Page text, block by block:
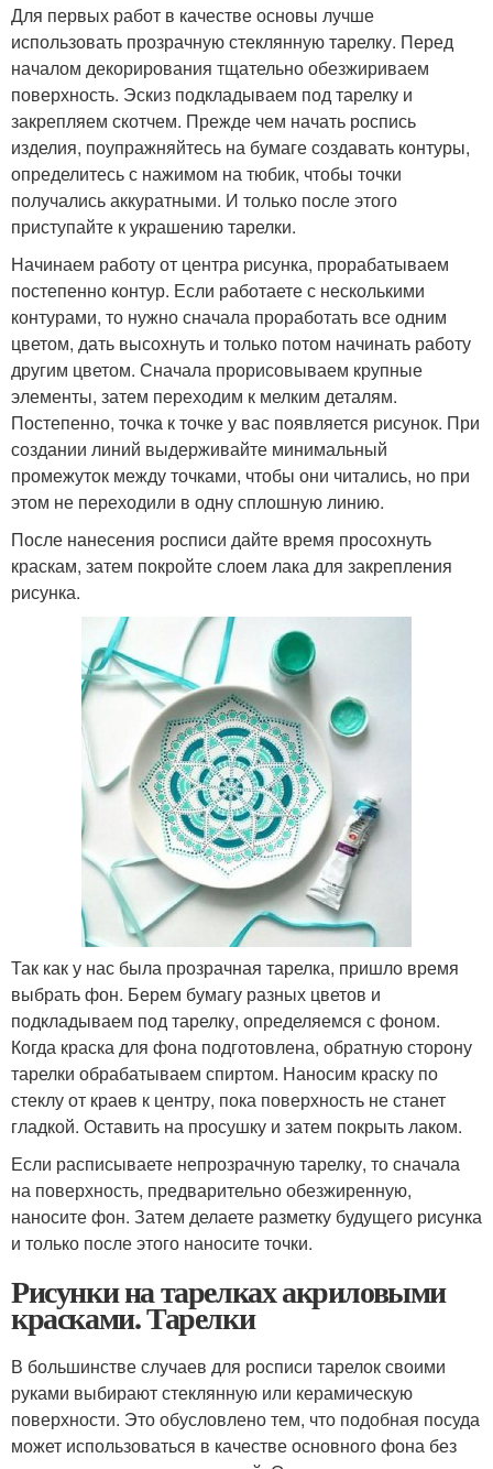
Для первых работ в качестве основы лучше
использовать прозрачную стеклянную тарелку. Перед
началом декорирования тщательно обезжириваем
поверхность. Эскиз подкладываем под тарелку и
закрепляем скотчем. Прежде чем начать роспись
изделия, поупражняйтесь на бумаге создавать контуры,
определитесь с нажимом на тюбик, чтобы точки
получались аккуратными. И только после этого
приступайте к украшению тарелки.
Начинаем работу от центра рисунка, прорабатываем
постепенно контур. Если работаете с несколькими
контурами, то нужно сначала проработать все одним
цветом, дать высохнуть и только потом начинать работу
другим цветом. Сначала прорисовываем крупные
элементы, затем переходим к мелким деталям.
Постепенно, точка к точке у вас появляется рисунок. При
создании линий выдерживайте минимальный
промежуток между точками, чтобы они читались, но при
этом не переходили в одну сплошную линию.
После нанесения росписи дайте время просохнуть
краскам, затем покройте слоем лака для закрепления
рисунка.
Так как у нас была прозрачная тарелка, пришло время
выбрать фон. Берем бумагу разных цветов и
подкладываем под тарелку, определяемся с фоном.
Когда краска для фона подготовлена, обратную сторону
тарелки обрабатываем спиртом. Наносим краску по
стеклу от краев к центру, пока поверхность не станет
гладкой. Оставить на просушку и затем покрыть лаком.
Если расписываете непрозрачную тарелку, то сначала
на поверхность, предварительно обезжиренную,
наносите фон. Затем делаете разметку будущего рисунка
и только после этого наносите точки.
Рисунки на тарелках акриловыми
красками. Тарелки
В большинстве случаев для росписи тарелок своими
руками выбирают стеклянную или керамическую
поверхности. Это обусловлено тем, что подобная посуда
может использоваться в качестве основного фона без